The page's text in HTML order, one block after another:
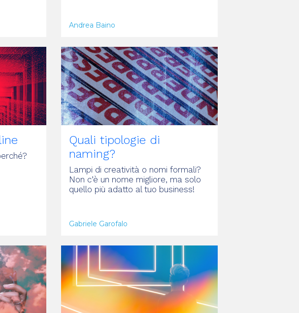
Andrea Baino
Quali tipologie di
naming?
Lampi di creatività o nomi formali?
Non c’è un nome migliore, ma solo
quello più adatto al tuo business!
Gabriele Garofalo